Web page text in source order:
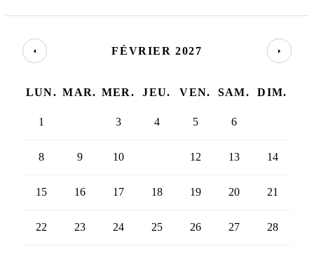
FÉVRIER 2027
LUN. MAR. MER. JEU. VEN. SAM. DIM.
1 3 4 5 6
8 9 10 12 13 14
15 16 17 18 19 20 21
22 23 24 25 26 27 28